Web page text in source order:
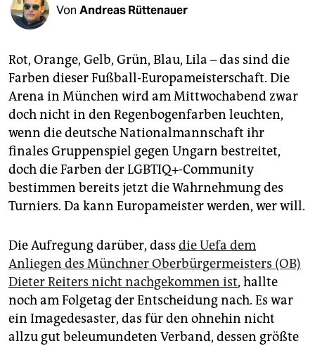
shop
unterstützen
abo
genossenschaft
epaper login
Von Andreas Rüttenauer
Rot, Orange, Gelb, Grün, Blau, Lila – das sind die
Farben dieser Fußball-Europameisterschaft. Die
Arena in München wird am Mittwochabend zwar
doch nicht in den Regenbogenfarben leuchten,
wenn die deutsche Nationalmannschaft ihr
finales Gruppenspiel gegen Ungarn bestreitet,
doch die Farben der LGBTIQ+-Community
bestimmen bereits jetzt die Wahrnehmung des
Turniers. Da kann Europameister werden, wer will.
Die Aufregung darüber, dass die Uefa dem
Anliegen des Münchner Oberbürgermeisters (OB)
Dieter Reiters nicht nachgekommen ist, hallte
noch am Folgetag der Entscheidung nach. Es war
ein Imagedesaster, das für den ohnehin nicht
allzu gut beleumundeten Verband, dessen größte